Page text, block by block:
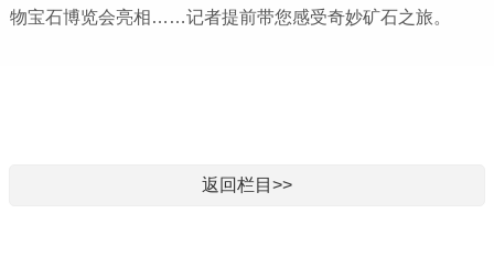
物宝石博览会亮相……记者提前带您感受奇妙矿石之旅。
返回栏目>>